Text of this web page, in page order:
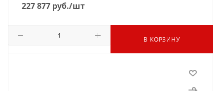
227 877 руб./шт
В КОРЗИНУ